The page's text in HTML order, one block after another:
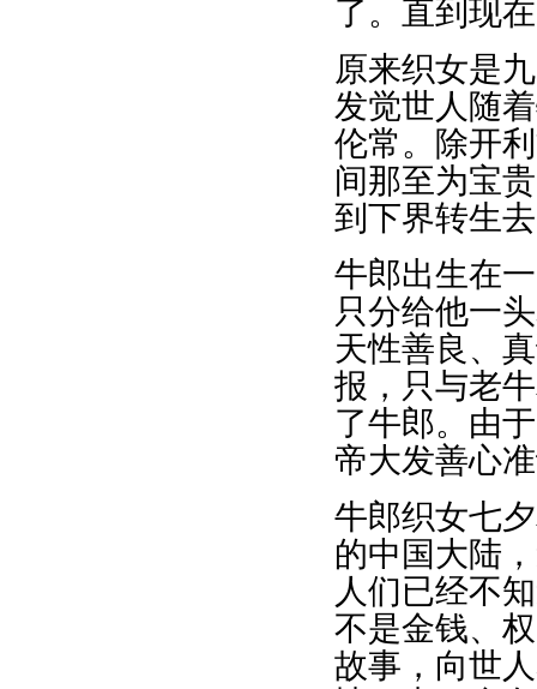
了。直到现
原来织女是
发觉世人随
伦常。除开
间那至为宝
到下界转生
牛郎出生在
只分给他一
天性善良、
报，只与老
了牛郎。由
帝大发善心
牛郎织女七
的中国大陆
人们已经不
不是金钱、
故事，向世